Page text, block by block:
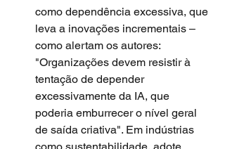
como dependência excessiva, que
leva a inovações incrementais –
como alertam os autores:
"Organizações devem resistir à
tentação de depender
excessivamente da IA, que
poderia emburrecer o nível geral
de saída criativa". Em indústrias